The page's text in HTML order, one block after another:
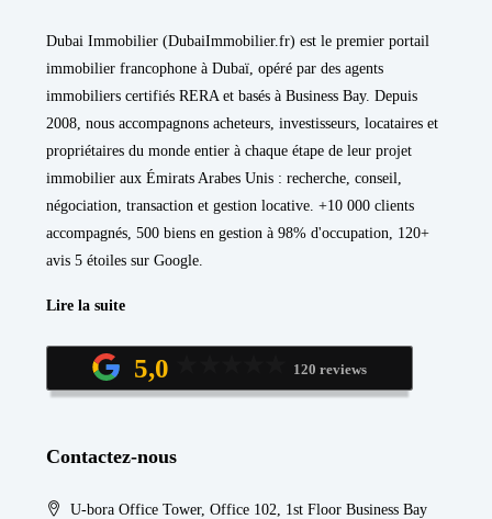
Dubai Immobilier (DubaiImmobilier.fr) est le premier portail
immobilier francophone à Dubaï, opéré par des agents
immobiliers certifiés RERA et basés à Business Bay. Depuis
2008, nous accompagnons acheteurs, investisseurs, locataires et
propriétaires du monde entier à chaque étape de leur projet
immobilier aux Émirats Arabes Unis : recherche, conseil,
négociation, transaction et gestion locative. +10 000 clients
accompagnés, 500 biens en gestion à 98% d'occupation, 120+
avis 5 étoiles sur Google.
Lire la suite
5,0 120 reviews
Contactez-nous
U-bora Office Tower, Office 102, 1st Floor Business Bay